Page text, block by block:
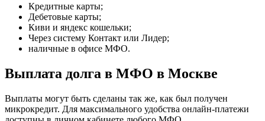
Кредитные карты;
Дебетовые карты;
Киви и яндекс кошельки;
Через систему Контакт или Лидер;
наличные в офисе МФО.
Выплата долга в МФО в Москве
Выплаты могут быть сделаны так же, как был получен
микрокредит. Для максимального удобства онлайн-платежи